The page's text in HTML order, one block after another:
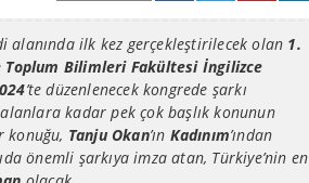
alanında ilk kez gerçekleştirilecek olan 1.
Toplum Bilimleri Fakültesi İngilizce
’te düzenlenecek kongrede şarkı
kadar pek çok başlık konunun
konuğu, Tanju Okan’ın Kadınım’ından
önemli şarkıya imza atan, Türkiye’nin en